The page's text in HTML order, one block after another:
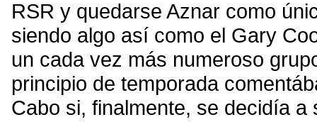
RSR y quedarse Aznar como
siendo algo así como el Gary
un cada vez más numeroso
principio de temporada
Cabo si, finalmente, se decidía